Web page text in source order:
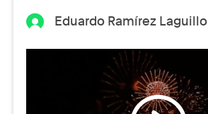
Eduardo Ramírez Laguillo